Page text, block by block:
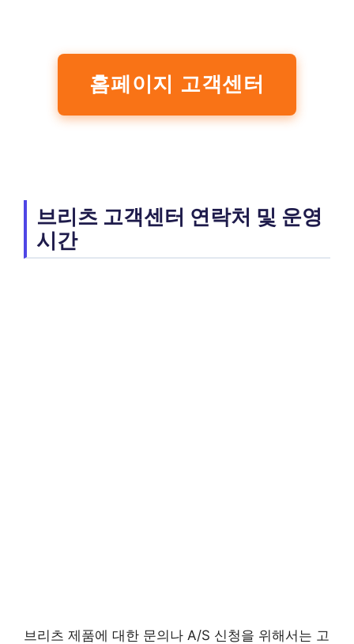
홈페이지 고객센터
브리츠 고객센터 연락처 및 운영
시간
브리츠 제품에 대한 문의나 A/S 신청을 위해서는 고